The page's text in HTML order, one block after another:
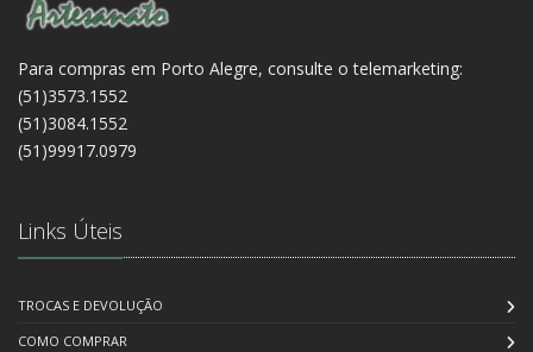
Para compras em Porto Alegre, consulte o telemarketing:
(51)3573.1552
(51)3084.1552
(51)99917.0979
Links Úteis
TROCAS E DEVOLUÇÃO
COMO COMPRAR